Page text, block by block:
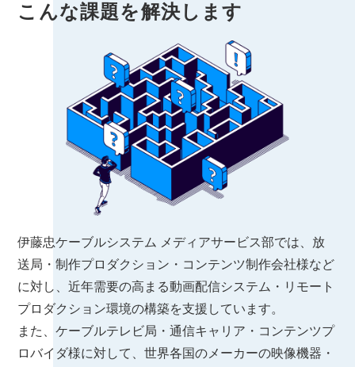
こんな課題を解決します
伊藤忠ケーブルシステム メディアサービス部では、放
送局・制作プロダクション・コンテンツ制作会社様など
に対し、近年需要の高まる動画配信システム・リモート
プロダクション環境の構築を支援しています。
また、ケーブルテレビ局・通信キャリア・コンテンツプ
ロバイダ様に対して、世界各国のメーカーの映像機器・